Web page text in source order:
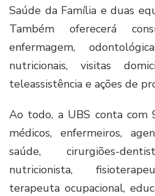
Saúde da Família e duas
Também oferecerá
enfermagem,
nutricionais, visitas
teleassistência e ações de
Ao todo, a UBS conta com
médicos, enfermeiros,
saúde, cirurgiões-
nutricionista,
terapeuta ocupacional,